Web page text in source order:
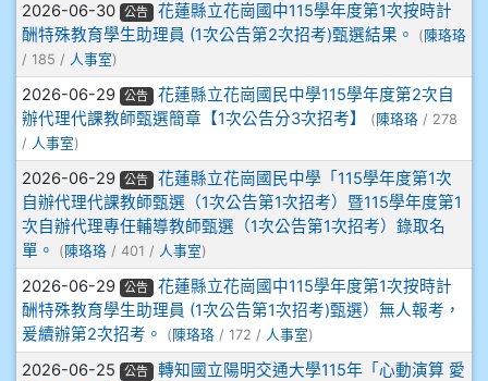
909林柏翰
909林玉楓
909林朝智
910謝尚橙
910呂芃澔
910溫婕伶
911王祉傑
2026-06-30 公告
花蓮縣立花崗國中115學年度第1次按時計
酬特殊教育學生助理員 (1次公告第2次招考)甄選結果。
( 陳珞珞
/ 185 / 人事室)
2026-06-29 公告
花蓮縣立花崗國民中學115學年度第2次自
辦代理代課教師甄選簡章【1次公告分3次招考】
(陳珞珞 / 278
/ 人事室)
2026-06-29 公告
花蓮縣立花崗國民中學「115學年度第1次
自辦代理代課教師甄選（1次公告第1次招考）暨115學年度第1
次自辦代理專任輔導教師甄選（1次公告第1次招考）錄取名
單。
( 陳珞珞 / 401 / 人事室)
2026-06-29 公告
花蓮縣立花崗國中115學年度第1次按時計
酬特殊教育學生助理員 (1次公告第1次招考)甄選）無人報考，
爰續辦第2次招考。
(陳珞珞 / 172 / 人事室)
2026-06-25 公告
轉知國立陽明交通大學115年「心動演算 愛